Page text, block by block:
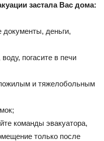
застала Вас дома:
документы, деньги,
погасите в печи
и тяжелобольным
команды эвакуатора,
только после